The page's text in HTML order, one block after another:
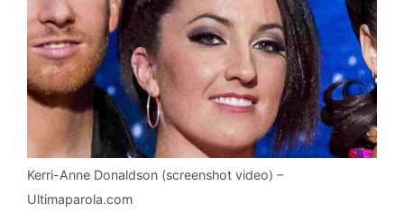
Kerri-Anne Donaldson (screenshot video) –
Ultimaparola.com